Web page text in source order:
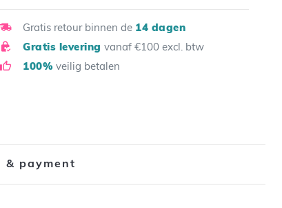
Gratis retour binnen de 14 dagen
Gratis levering vanaf €100 excl. btw
100% veilig betalen
& payment